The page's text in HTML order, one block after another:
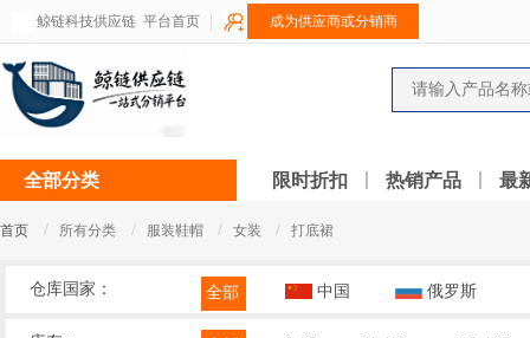
鲸链科技供应链 平台首页 成为供应商或分销商
全部分类 限时折扣 热销产品 最
首页 / 所有分类 / 服装鞋帽 / 女装 / 打底裙
仓库国家： 全部 中国 俄罗斯